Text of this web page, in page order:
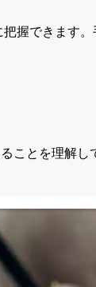
握できます
ことを理解し